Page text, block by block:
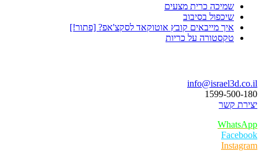
שמיכה כרית מצעים
שיכפול בסיבוב
איך מייבאים קובץ אוטוקאד לסקצ'אפ? [פתור!]
טקסטורה על כריות
info@israel3d.co.il
1599-500-180
יצירת קשר
WhatsApp
Facebook
Instagram